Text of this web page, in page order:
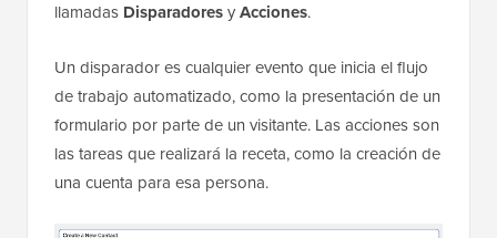
llamadas DisparadoresyAcciones.
Un disparador es cualquier evento que inicia el flujo
de trabajo automatizado, como la presentación de un
formulario por parte de un visitante. Las acciones son
las tareas que realizará la receta, como la creación de
una cuenta para esa persona.